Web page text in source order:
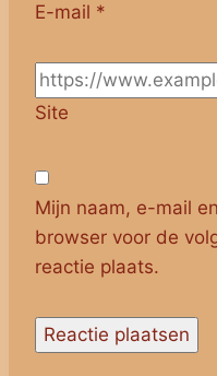
E-mail *
Site
Mijn naam, e-mail
browser voor de
reactie plaats.